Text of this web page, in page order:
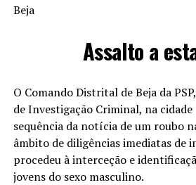
Beja
Assalto a
O Comando Distrital de Beja da
de Investigação Criminal, na cidade
sequência da notícia de um roubo
âmbito de diligências imediatas de
procedeu à interceção e
jovens do sexo masculino.